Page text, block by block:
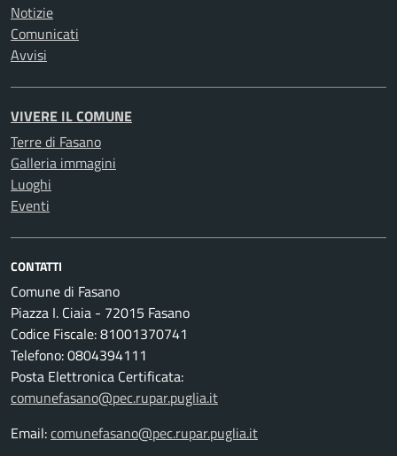
Notizie
Comunicati
Avvisi
VIVERE IL COMUNE
Terre di Fasano
Galleria immagini
Luoghi
Eventi
CONTATTI
Comune di Fasano
Piazza I. Ciaia - 72015 Fasano
Codice Fiscale: 81001370741
Telefono: 0804394111
Posta Elettronica Certificata:
comunefasano@pec.rupar.puglia.it
Email:comunefasano@pec.rupar.puglia.it